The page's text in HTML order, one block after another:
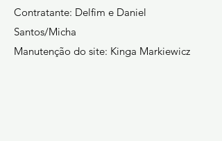
Contratante: Delfim e Daniel
Santos/Micha
Manutenção do site: Kinga Markiewicz